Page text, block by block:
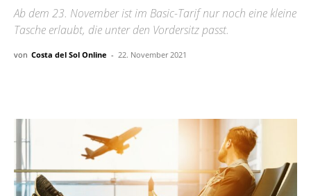
Ab dem 23. November ist im Basic-Tarif nur noch eine kleine
Tasche erlaubt, die unter den Vordersitz passt.
von Costa del Sol Online - 22. November 2021